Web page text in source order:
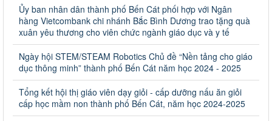
Quyết định công bố thủ tục hành chính bị bãi bỏ trong lĩnh
vực giáo dục đào tạo thuộc hệ giáo dục quốc dân và cơ sở
giáo dục khác thuộc thẩm quyền giải quyết của Sở Giáo dục
và Đào tạo, Ủy ban nhân dân cấp huyện
Quyết định công bố thủ tục hành chính bị bãi bỏ trong lĩnh vực
giáo dục đào tạo thuộc hệ giáo dục quốc dân và cơ sở giáo dục
khác thuộc thẩm quyền giải quyết của Sở Giáo dục và Đào tạo,
Ủy ban nhân dân cấp huyện
Ngày ban hành: 30/09/2024
Ủy ban nhân dân thành phố Bến Cát phối hợp với Ngân
hàng Vietcombank chi nhánh Bắc Bình Dương trao tặng quà
xuân yêu thương cho viên chức ngành giáo dục và y tế
Ngày hội STEM/STEAM Robotics Chủ đề “Nền tảng cho giáo
dục thông minh” thành phố Bến Cát năm học 2024 - 2025
Tổng kết hội thị giáo viên dạy giỏi - cấp dưỡng nấu ăn giỏi
cấp học mầm non thành phố Bến Cát, năm học 2024-2025